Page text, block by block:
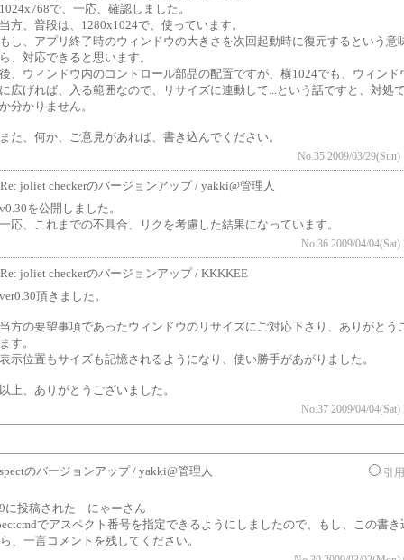
1024x768で、一応、確認しました。
当方、普段は、1280x1024で、使っています。
もし、アプリ終了時のウィンドウの大きさを次回起動時に復元するという意
ら、対応できると思います。
後、ウィンドウ内のコントロール部品の配置ですが、横1024でも、ウィンド
に広げれば、入る範囲なので、リサイズに連動して...という話ですと、対処
か分かりません。
また、何か、ご意見があれば、書き込んでください。
No.35 2009/03/29(Sun)
joliet checkerのバージョンアップ / yakki@管理人
v0.30を公開しました。
一応、これまでの不具合、リクを考慮した結果になっています。
No.36 2009/04/04(Sat)
joliet checkerのバージョンアップ / KKKKEE
ver0.30頂きました。
当方の要望事項であったウィンドウのリサイズにご対応下さり、ありがとう
ます。
表示位置もサイズも記憶されるようになり、使い勝手があがりました。
以上、ありがとうございました。
No.37 2009/04/04(Sat)
のバージョンアップ / yakki@管理人 引用
に投稿された にゃーさん
でアスペクト番号を指定できるようにしましたので、もし、この書き
、一言コメントを残してください。